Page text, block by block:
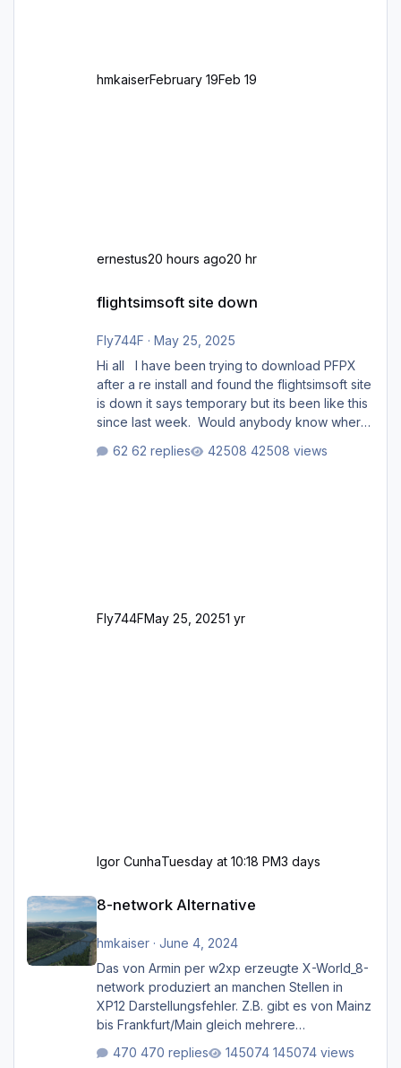
hmkaiserFebruary 19Feb 19
ernestus20 hours ago20 hr
flightsimsoft site down
Fly744F · May 25, 2025
Hi all I have been trying to download PFPX
after a re install and found the flightsimsoft site
is down it says temporary but its been like this
since last week. Would anybody know where
support email for them either. thank you
62 replies 42508 views
Fly744FMay 25, 20251 yr
Igor CunhaTuesday at 10:18 PM3 days
8-network Alternative
hmkaiser· June 4, 2024
Das von Armin per w2xp erzeugte X-World_8-
network produziert an manchen Stellen in
XP12 Darstellungsfehler. Z.B. gibt es von Mainz
bis Frankfurt/Main gleich mehrere
zugemauert sind. Niederräder Brücke
470 replies 145074 views